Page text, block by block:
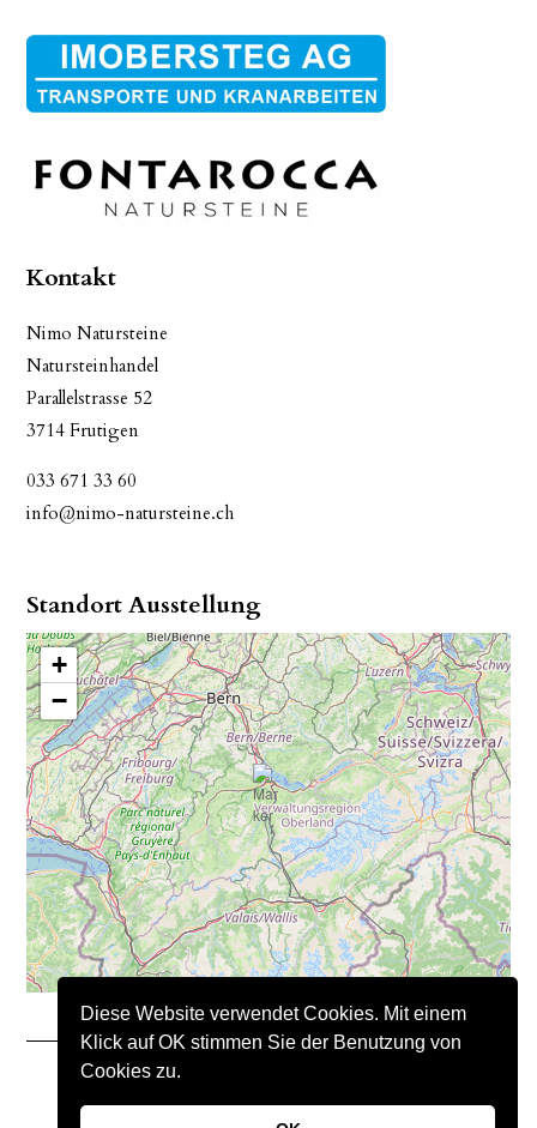
Diese Website verwendet Cookies. Mit einem
Klick auf OK stimmen Sie der Benutzung von
Cookies zu.
Kontakt
Nimo Natursteine
Natursteinhandel
Parallelstrasse 52
3714 Frutigen
033 671 33 60
info@nimo-natursteine.ch
Standort Ausstellung
+
−